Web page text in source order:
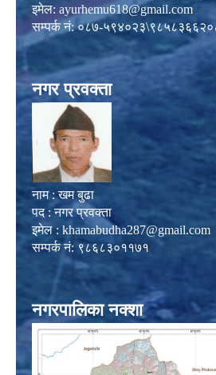
इमेल: ayurhemu618@gmail.com
सम्पर्क नं: ०८७-
नगर प्रवक्ता
नाम : खम बुढा
पद : नगर प्रवक्ता
इमेल : khamabudha287@gmail.com
सम्पर्क नं: ९८६८३०११७१
नगरपालिका नक्शा